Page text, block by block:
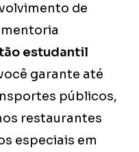
de
estudantil
garante até
públicos,
restaurantes
especiais em